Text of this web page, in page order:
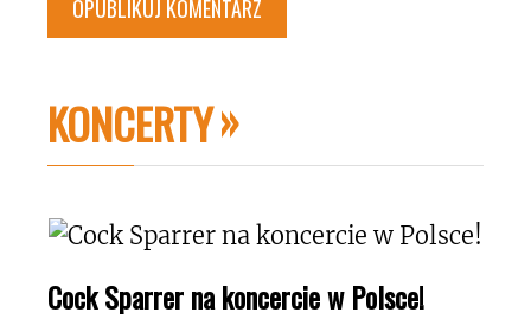
KONCERTY
Cock Sparrer na koncercie w Polsce!